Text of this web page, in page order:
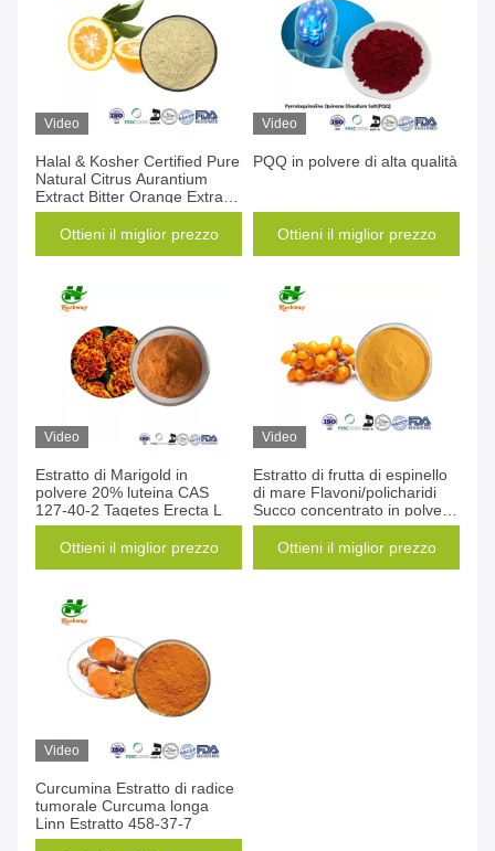
Video
Halal & Kosher Certified Pure
Natural Citrus Aurantium
Extract Bitter Orange Extract
con prezzo di fabbrica
Ottieni il miglior prezzo
Video
PQQ in polvere di alta qualità
Ottieni il miglior prezzo
Video
Estratto di Marigold in
polvere 20% luteina CAS
127-40-2 Tagetes Erecta L
Ottieni il miglior prezzo
Video
Estratto di frutta di espinello
di mare Flavoni/policharidi
Succo concentrato in polvere
90106-68-6
Ottieni il miglior prezzo
Video
Curcumina Estratto di radice
tumorale Curcuma longa
Linn Estratto 458-37-7